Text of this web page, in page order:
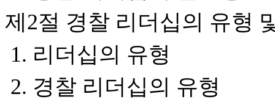
제2절 경찰 리더십의 유형
1. 리더십의 유형
2. 경찰 리더십의 유형